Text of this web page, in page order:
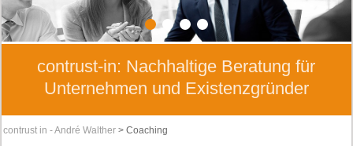
1 2 3 4
contrust-in: Nachhaltige Beratung für
Unternehmen und Existenzgründer
contrust in - André Walther >Coaching